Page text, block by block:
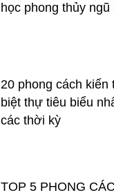
học phong thủy ngũ
20 phong cách kiến
biệt thự tiêu biểu
các thời kỳ
TOP 5 PHONG